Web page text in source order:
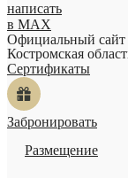
написать
в MAX
Официальный
Костромская
Сертификаты
Забронировать
Размещение